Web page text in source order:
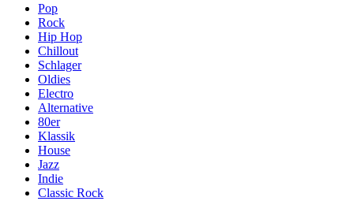
Pop
Rock
Hip Hop
Chillout
Schlager
Oldies
Electro
Alternative
80er
Klassik
House
Jazz
Indie
Classic Rock